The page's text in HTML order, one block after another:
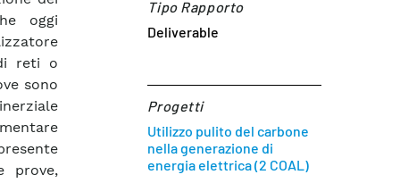
oggi
reti o
sono
prove,
Tipo Rapporto
Deliverable
Progetti
Utilizzo pulito del carbone
nella generazione di
energia elettrica (2 COAL)